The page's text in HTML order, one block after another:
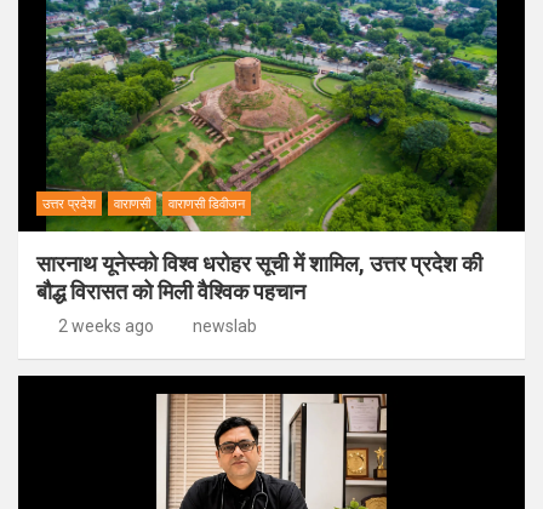
उत्तर प्रदेश वाराणसी वाराणसी डिवीजन
सारनाथ यूनेस्को विश्व धरोहर सूची में शामिल, उत्तर प्रदेश की
बौद्ध विरासत को मिली वैश्विक पहचान
2 weeks ago newslab